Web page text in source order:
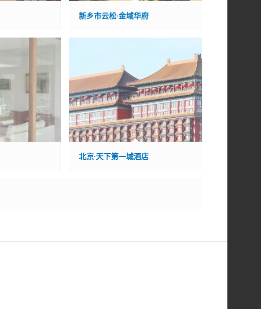
新乡市云松·金域华府
北京·天下第一城酒店